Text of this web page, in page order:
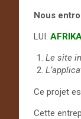
Nous
LUI:
Le site
Ce projet
Cette